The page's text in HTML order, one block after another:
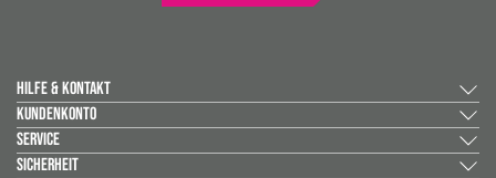
HILFE & KONTAKT
KUNDENKONTO
SERVICE
SICHERHEIT